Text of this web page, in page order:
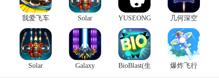
我爱飞车
安卓版
v1.0.4
Solar
Squad(太
阳战队安
卓版)v0.8
YUSEONG(超
像素飞机
大战安卓
版)v1.1.6
几何深空
安卓版
1.0.11
Solar
Galaxy
BioBlast(生
爆炸飞行